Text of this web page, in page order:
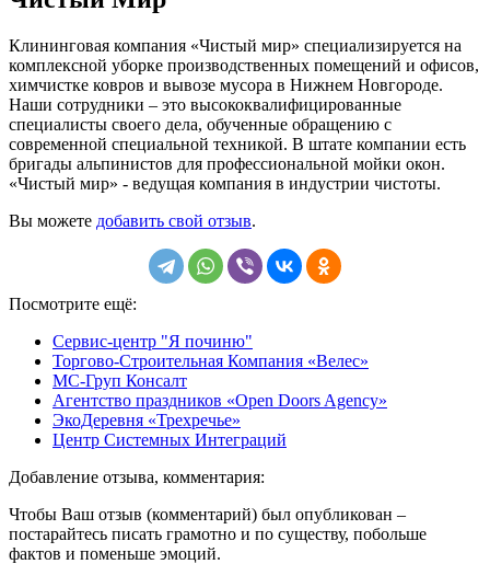
Клининговая компания «Чистый мир» специализируется на
комплексной уборке производственных помещений и офисов,
химчистке ковров и вывозе мусора в Нижнем Новгороде.
Наши сотрудники – это высококвалифицированные
специалисты своего дела, обученные обращению с
современной специальной техникой. В штате компании есть
бригады альпинистов для профессиональной мойки окон.
«Чистый мир» - ведущая компания в индустрии чистоты.
Вы можете добавить свой отзыв.
Посмотрите ещё:
Сервис-центр "Я починю"
Торгово-Строительная Компания «Велес»
МС-Груп Консалт
Агентство праздников «Open Doors Agency»
ЭкоДеревня «Трехречье»
Центр Системных Интеграций
Добавление отзыва, комментария:
Чтобы Ваш отзыв (комментарий) был опубликован –
постарайтесь писать грамотно и по существу, побольше
фактов и поменьше эмоций.